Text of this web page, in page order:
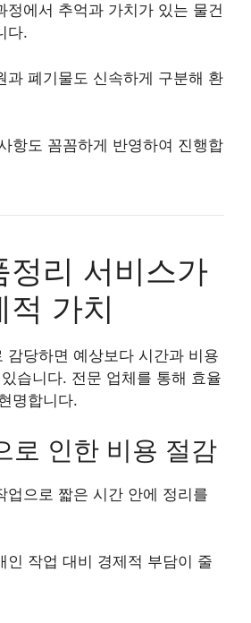
정에서 추억과 가치가 있는 물건
다.
과 폐기물도 신속하게 구분해 환
항도 꼼꼼하게 반영하여 진행합
정리 서비스가
적 가치
감당하면 예상보다 시간과 비용
습니다. 전문 업체를 통해 효율
명합니다.
로 인한 비용 절감
업으로 짧은 시간 안에 정리를
인 작업 대비 경제적 부담이 줄